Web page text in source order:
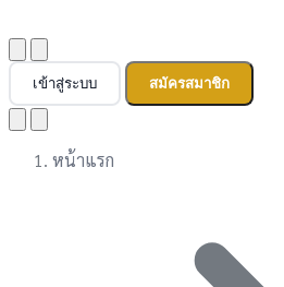
เข้าสู่ระบบ สมัครสมาชิก
หน้าแรก